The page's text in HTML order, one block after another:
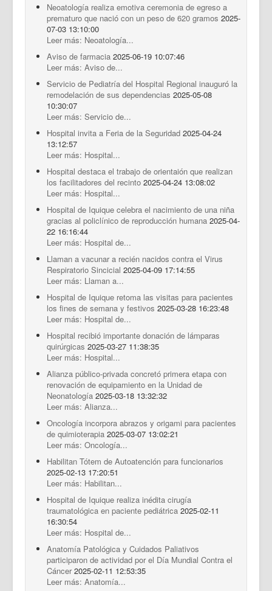
Neoatología realiza emotiva ceremonia de egreso a
prematuro que nació con un peso de 620 gramos 2025-
07-03 13:10:00
Leer más: Neoatología...
Aviso de farmacia 2025-06-19 10:07:46
Leer más: Aviso de...
Servicio de Pediatría del Hospital Regional inauguró la
remodelación de sus dependencias 2025-05-08
10:30:07
Leer más: Servicio de...
Hospital invita a Feria de la Seguridad 2025-04-24
13:12:57
Leer más: Hospital...
Hospital destaca el trabajo de orientaión que realizan
los facilitadores del recinto 2025-04-24 13:08:02
Leer más: Hospital...
Hospital de Iquique celebra el nacimiento de una niña
gracias al policlínico de reproducción humana 2025-04-
22 16:16:44
Leer más: Hospital de...
Llaman a vacunar a recién nacidos contra el Virus
Respiratorio Sincicial 2025-04-09 17:14:55
Leer más: Llaman a...
Hospital de Iquique retoma las visitas para pacientes
los fines de semana y festivos 2025-03-28 16:23:48
Leer más: Hospital de...
Hospital recibió importante donación de lámparas
quirúrgicas 2025-03-27 11:38:35
Leer más: Hospital...
Alianza público-privada concretó primera etapa con
renovación de equipamiento en la Unidad de
Neonatología 2025-03-18 13:32:32
Leer más: Alianza...
Oncología incorpora abrazos y origami para pacientes
de quimioterapia 2025-03-07 13:02:21
Leer más: Oncología...
Habilitan Tótem de Autoatención para funcionarios
2025-02-13 17:20:51
Leer más: Habilitan...
Hospital de Iquique realiza inédita cirugía
traumatológica en paciente pediátrica 2025-02-11
16:30:54
Leer más: Hospital de...
Anatomía Patológica y Cuidados Paliativos
participaron de actividad por el Día Mundial Contra el
Cáncer 2025-02-11 12:53:35
Leer más: Anatomía...